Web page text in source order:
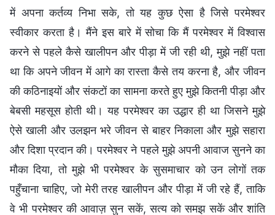
में अपना कर्तव्य निभा सके, तो यह कुछ ऐसा है जिसे परमेश्वर
स्वीकार करता है। मैंने इस बारे में सोचा कि मैं परमेश्वर में विश्वास
करने से पहले कैसे खालीपन और पीड़ा में जी रही थी, मुझे नहीं पता
था कि अपने जीवन में आगे का रास्ता कैसे तय करना है, और जीवन
की कठिनाइयों और संकटों का सामना करते हुए मुझे कितनी पीड़ा और
बेबसी महसूस होती थी। यह परमेश्वर का उद्धार ही था जिसने मुझे
ऐसे खाली और उलझन भरे जीवन से बाहर निकाला और मुझे सहारा
और दिशा प्रदान की। परमेश्वर ने पहले मुझे अपनी आवाज सुनने का
मौका दिया, तो मुझे भी परमेश्वर के सुसमाचार को उन लोगों तक
पहुँचाना चाहिए, जो मेरी तरह खालीपन और पीड़ा में जी रहे हैं, ताकि
वे भी परमेश्वर की आवाज़ सुन सकें, सत्य को समझ सकें और शांति